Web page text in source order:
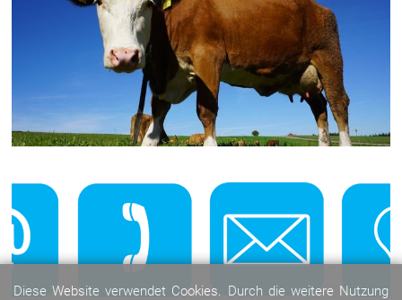
Diese Website verwendet Cookies. Durch die weitere Nutzung